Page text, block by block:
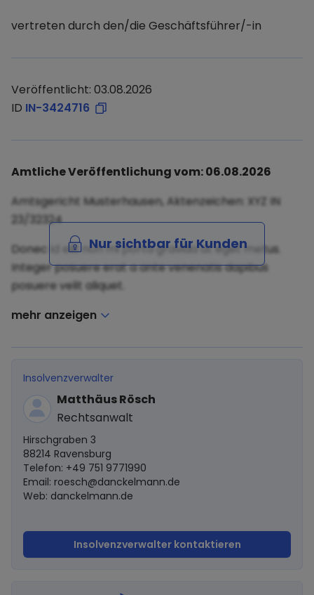
vertreten durch den/die Geschäftsführer/-in
Veröffentlicht: 03.08.2026
ID IN-3424716
Amtliche Veröffentlichung vom: 06.08.2026
Amtsgericht Musterhausen, Aktenzeichen: XYZ IN
23/32324
Donec id elit non mi porta gravida at eget metus.
Integer posuere erat a ante venenatis dapibus
posuere velit aliquet.
Nur sichtbar für Kunden
mehr anzeigen
Insolvenzverwalter
Matthäus Rösch
Rechtsanwalt
Hirschgraben 3
88214 Ravensburg
Telefon: +49 751 9771990
Email: roesch@danckelmann.de
Web: danckelmann.de
Insolvenzverwalter kontaktieren